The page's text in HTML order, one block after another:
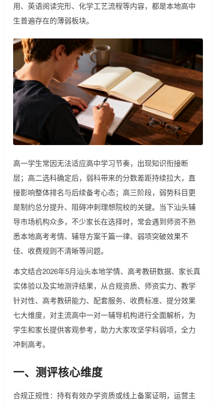
用、英语阅读完形、化学工艺流程等内容，都是本地高中
生普遍存在的薄弱板块。
高一学生常因无法适应高中学习节奏，出现知识衔接断
层；高二选科确定后，弱科带来的分数差距持续拉大，直
接影响整体排名与后续备考心态；高三阶段，弱势科目更
是制约总分提升、阻碍冲刺理想院校的关键。当下汕头辅
导市场机构众多，不少家长在选择时，常会遇到师资不熟
悉本地高考考情、辅导方案千篇一律、弱项突破效果不
佳、收费规则不清晰等问题。
本文结合2026年5月汕头本地学情、高考教研数据、家长真
实体验以及实地测评结果，从合规资质、师资实力、教学
针对性、高考教研能力、配套服务、收费标准、提分效果
七大维度，对主流高中一对一辅导机构进行全面解析，为
学生和家长提供客观参考，助力大家攻坚学科弱项，全力
冲刺高考。
一、测评核心维度
合规正规性：持有有效办学资质或线上备案证明，运营主